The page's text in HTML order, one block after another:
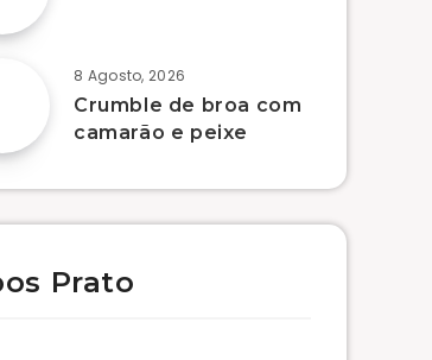
8 Agosto, 2026
Crumble de broa com
camarão e peixe
Prato